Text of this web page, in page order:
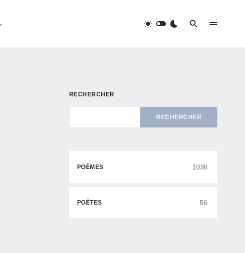
RECHERCHER
RECHERCHER
POÈMES 1038
POÈTES 56